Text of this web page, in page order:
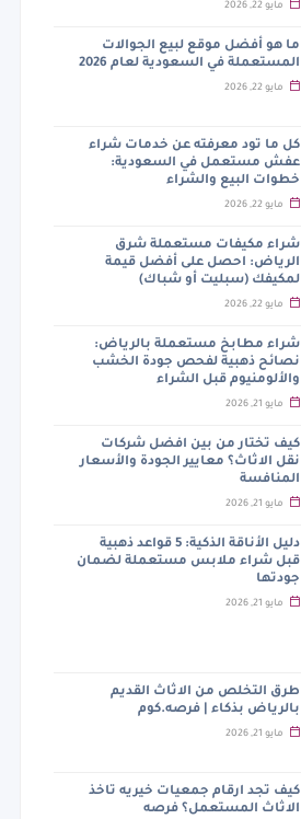
مايو 22, 2026
ما هو أفضل موقع لبيع الجوالات
المستعملة في السعودية لعام 2026
مايو 22, 2026
كل ما تود معرفته عن خدمات شراء
عفش مستعمل في السعودية:
خطوات البيع والشراء
مايو 22, 2026
شراء مكيفات مستعملة شرق
الرياض: احصل على أفضل قيمة
لمكيفك (سبليت أو شباك)
مايو 22, 2026
شراء مطابخ مستعملة بالرياض:
نصائح ذهبية لفحص جودة الخشب
والألومنيوم قبل الشراء
مايو 21, 2026
كيف تختار من بين افضل شركات
نقل الاثاث؟ معايير الجودة والأسعار
المنافسة
مايو 21, 2026
دليل الأناقة الذكية: 5 قواعد ذهبية
قبل شراء ملابس مستعملة لضمان
جودتها
مايو 21, 2026
طرق التخلص من الاثاث القديم
بالرياض بذكاء | فرصه.كوم
مايو 21, 2026
كيف تجد ارقام جمعيات خيريه تاخذ
الاثاث المستعمل؟ فرصه